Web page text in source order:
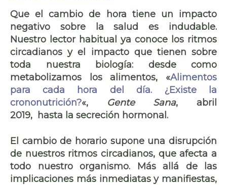
Que el cambio de hora tiene un impacto
negativo sobre la salud es indudable.
Nuestro lector habitual ya conoce los ritmos
circadianos y el impacto que tienen sobre
toda nuestra biología: desde como
metabolizamos los alimentos, «Alimentos
para cada hora del día. ¿Existe la
crononutrición?«, Gente Sana, abril
2019, hasta la secreción hormonal .
El cambio de horario supone una disrupción
de nuestros ritmos circadianos, que afecta a
todo nuestro organismo. Más allá de las
implicaciones más inmediatas y manifiestas,